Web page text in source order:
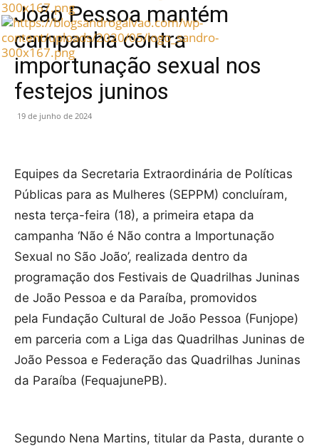
João Pessoa mantém
campanha contra
importunação sexual nos
festejos juninos
19 de junho de 2024
Equipes da Secretaria Extraordinária de Políticas
Públicas para as Mulheres (SEPPM) concluíram,
nesta terça-feira (18), a primeira etapa da
campanha ‘Não é Não contra a Importunação
Sexual no São João’, realizada dentro da
programação dos Festivais de Quadrilhas Juninas
de João Pessoa e da Paraíba, promovidos
pela Fundação Cultural de João Pessoa (Funjope)
em parceria com a Liga das Quadrilhas Juninas de
João Pessoa e Federação das Quadrilhas Juninas
da Paraíba (FequajunePB).
Segundo Nena Martins, titular da Pasta, durante o